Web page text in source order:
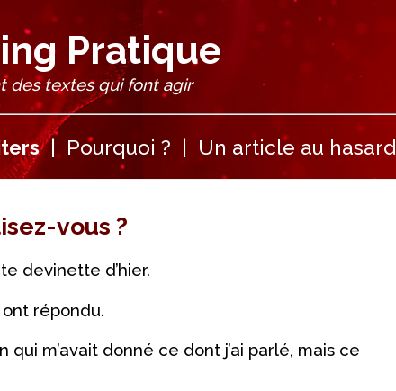
Pratique
des textes qui font agir
| Pourquoi ? | Un article au hasard
vous ?
devinette d’hier.
répondu.
m’avait donné ce dont j’ai parlé, mais ce